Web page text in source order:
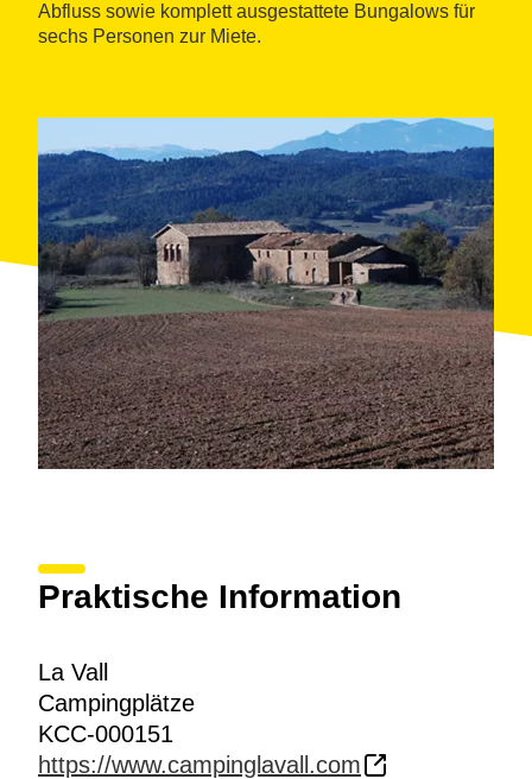
Abfluss sowie komplett ausgestattete Bungalows für
sechs Personen zur Miete.
Praktische Information
La Vall
Campingplätze
KCC-000151
https://www.campinglavall.com